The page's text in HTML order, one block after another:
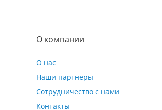
О компании
О нас
Наши партнеры
Сотрудничество с нами
Контакты